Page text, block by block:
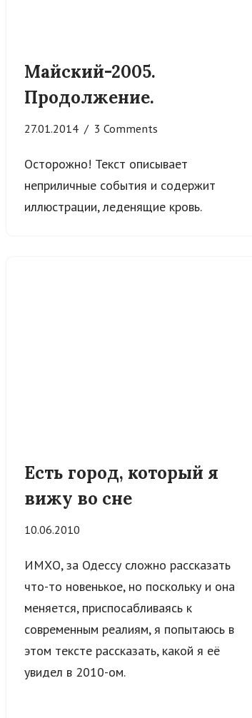
Майский-2005.
Продолжение.
27.01.2014 3 Comments
Осторожно! Текст описывает
неприличные события и содержит
иллюстрации, леденящие кровь.
Есть город, который я
вижу во сне
10.06.2010
ИМХО, за Одессу сложно рассказать
что-то новенькое, но поскольку и она
меняется, приспосабливаясь к
современным реалиям, я попытаюсь в
этом тексте рассказать, какой я её
увидел в 2010-ом.